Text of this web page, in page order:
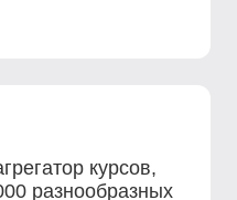
курсов,
разнообразных